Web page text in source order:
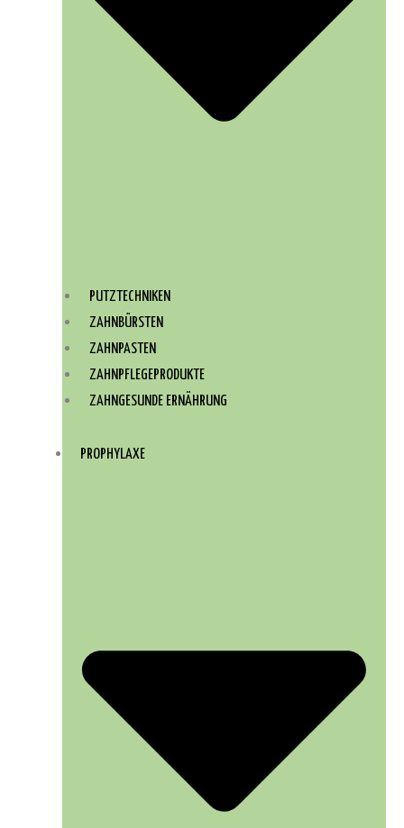
PUTZTECHNIKEN
ZAHNBÜRSTEN
ZAHNPASTEN
ZAHNPFLEGEPRODUKTE
ZAHNGESUNDE ERNÄHRUNG
PROPHYLAXE